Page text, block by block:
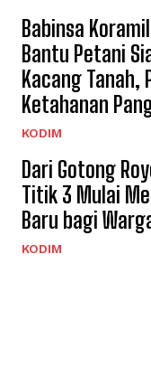
Babinsa
Bantu Petani
Kacang Tanah,
Ketahanan
KODIM
Dari Gotong
Titik 3 Mulai
Baru bagi
KODIM